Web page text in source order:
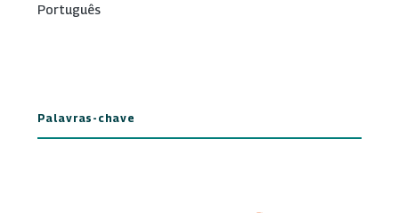
Português
Palavras-chave